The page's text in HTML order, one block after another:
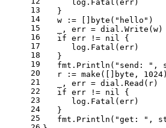
13
14
15
16
17
18
19
20
21
22
23
24
25
      log.Fatal(err)
   }
   w := []
byte ( "hello" )
   _, err = dial.Write(w)
if err != nil
{
      log.Fatal(err)
   }
   fmt.Println(
"send: " ,
   r :=
make ([] byte , 1024)
   _, err = dial.Read(r)
if err != nil
{
      log.Fatal(err)
   }
   fmt.Println(
"get: " ,